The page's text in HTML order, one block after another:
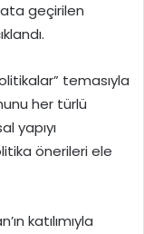
geçirilen
temasıyla
her türlü
yapıyı
önerileri ele
katılımıyla